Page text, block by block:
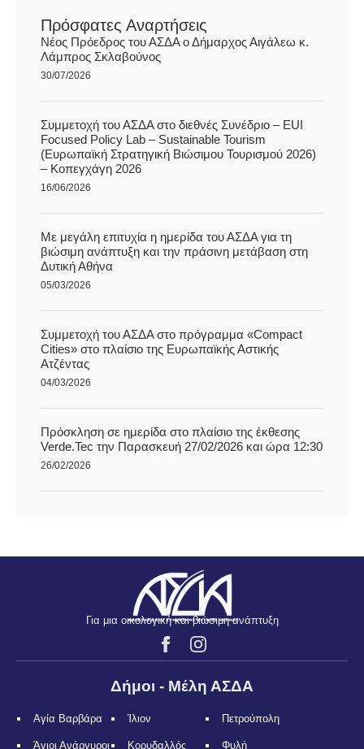
Πρόσφατες Αναρτήσεις
Νέος Πρόεδρος του ΑΣΔΑ ο Δήμαρχος Αιγάλεω κ.
Λάμπρος Σκλαβούνος
30/07/2026
Συμμετοχή του ΑΣΔΑ στο διεθνές Συνέδριο – EUI
Focused Policy Lab – Sustainable Tourism
(Ευρωπαϊκή Στρατηγική Βιώσιμου Τουρισμού 2026)
– Κοπεγχάγη 2026
16/06/2026
Με μεγάλη επιτυχία η ημερίδα του ΑΣΔΑ για τη
βιώσιμη ανάπτυξη και την πράσινη μετάβαση στη
Δυτική Αθήνα
05/03/2026
Συμμετοχή του ΑΣΔΑ στο πρόγραμμα «Compact
Cities» στο πλαίσιο της Ευρωπαϊκής Αστικής
Ατζέντας
04/03/2026
Πρόσκληση σε ημερίδα στο πλαίσιο της έκθεσης
Verde.Tec την Παρασκευή 27/02/2026 και ώρα 12:30
26/02/2026
Για μια οικολογική και βιώσιμη ανάπτυξη
Δήμοι - Μέλη ΑΣΔΑ
Αγία Βαρβάρα
Άγιοι Ανάργυροι
Ίλιον
Κορυδαλλός
Πετρούπολη
Φυλή